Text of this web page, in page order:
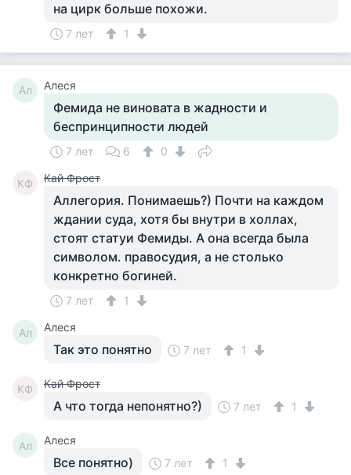
на цирк больше похожи.
7 лет 1
Ал Алеся
Фемида не виновата в жадности и
беспринципности людей
7 лет 6 0
КФ Кай Фрост
Аллегория. Понимаешь?) Почти на каждом
ждании суда, хотя бы внутри в холлах,
стоят статуи Фемиды. А она всегда была
символом. правосудия, а не столько
конкретно богиней.
7 лет 1
Ал Алеся
Так это понятно 7 лет 1
КФ Кай Фрост
А что тогда непонятно?) 7 лет 1
Ал Алеся
Все понятно) 7 лет 1